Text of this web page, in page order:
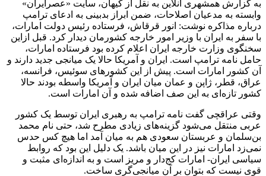
به گزارش همشهری آنلاین به نقل از کیهان، سایت «عصرایران»
وابسته به مدعیان اصلاحات، ضمن ابراز بدبینی به ادعای ترامپ
درباره مذاکره نوشت: انور قرقاش، فرستاده رئیس دولت امارات،
با سفر به ایران با وزیر امور خارجه کشورمان دیدار کرد. قبل ازاین
سخنگوی وزارت خارجه ایران اعلام کرده بود فرستاده امارات،
حامل نامه ترامپ است. ایران و آمریکا حالا یک میانجی جدید دارند و
آن کشور امارات است. پیش از این کشورهای سوئیس، فرانسه،
عراق، قطر، ژاپن و عمان میان ایران و آمریکا واسطه بودند حالا
کشور تازه‌ای به این صف اضافه شده و آن امارات است.
وقتی عراقچی گفت نامه ترامپ به رهبری ایران توسط یک کشور
عربی منتقل می‌شود گزینه‌های زیادی مطرح شد، حتی نام محمد
بن‌سلمان و عربستان سعودی هم به میان آمد اما هیچ کس حدس
نمی‌زد امارات نیز در این میان باشد. یک دلیل این بود که روابط
سیاسی ایران- امارات کج‌دار و مریز است و به اندازه‌ای مثبت و
قوی نیست که بتوان بر آن میانجی‌گری ساخت.